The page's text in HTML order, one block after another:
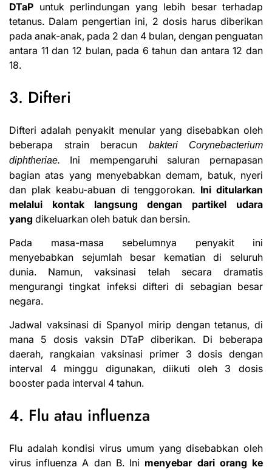
DTaP untuk perlindungan yang lebih besar terhadap
tetanus. Dalam pengertian ini, 2 dosis harus diberikan
pada anak-anak, pada 2 dan 4 bulan, dengan penguatan
antara 11 dan 12 bulan, pada 6 tahun dan antara 12 dan
18.
3. Difteri
Difteri adalah penyakit menular yang disebabkan oleh
beberapa strain beracun
bakteri Corynebacterium
diphtheriae. Ini mempengaruhi saluran pernapasan
bagian atas yang menyebabkan demam, batuk, nyeri
dan plak keabu-abuan di tenggorokan. Ini ditularkan
melalui kontak langsung dengan partikel udara
yang dikeluarkan oleh batuk dan bersin.
Pada masa-masa sebelumnya penyakit ini
menyebabkan sejumlah besar kematian di seluruh
dunia. Namun, vaksinasi telah secara dramatis
mengurangi tingkat infeksi difteri di sebagian besar
negara.
Jadwal vaksinasi di Spanyol mirip dengan tetanus, di
mana 5 dosis vaksin DTaP diberikan. Di beberapa
daerah, rangkaian vaksinasi primer 3 dosis dengan
interval 4 minggu digunakan, diikuti oleh 3 dosis
booster pada interval 4 tahun.
4. Flu atau influenza
Flu adalah kondisi virus umum yang disebabkan oleh
virus influenza A dan B. Ini menyebar dari orang ke